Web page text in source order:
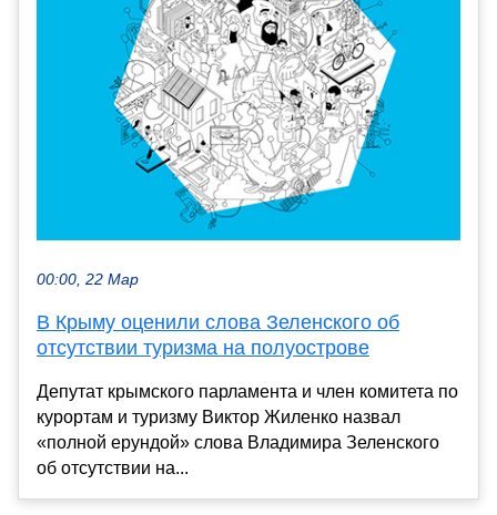
00:00, 22 Мар
В Крыму оценили слова Зеленского об
отсутствии туризма на полуострове
Депутат крымского парламента и член комитета по
курортам и туризму Виктор Жиленко назвал
«полной ерундой» слова Владимира Зеленского
об отсутствии на...